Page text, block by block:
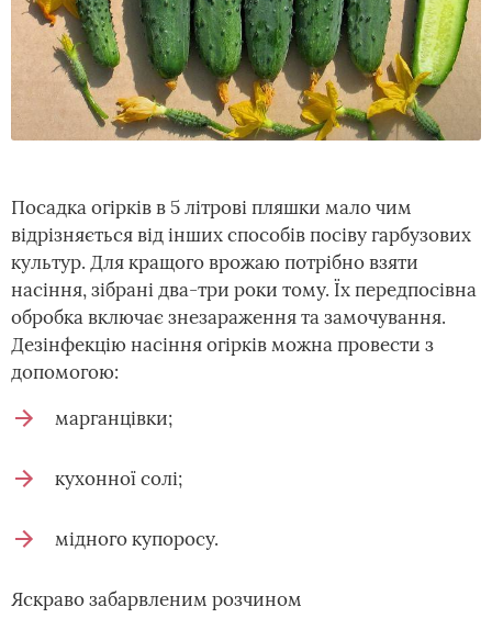
Посадка огірків в 5 літрові пляшки мало чим
відрізняється від інших способів посіву гарбузових
культур. Для кращого врожаю потрібно взяти
насіння, зібрані два-три роки тому. Їх передпосівна
обробка включає знезараження та замочування.
Дезінфекцію насіння огірків можна провести з
допомогою:
марганцівки;
кухонної солі;
мідного купоросу.
Яскраво забарвленим розчином